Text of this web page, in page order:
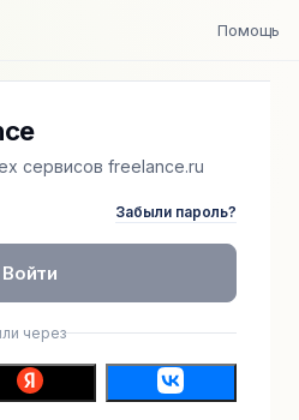
Помощь
сервисов freelance.ru
Забыли пароль?
Войти
через